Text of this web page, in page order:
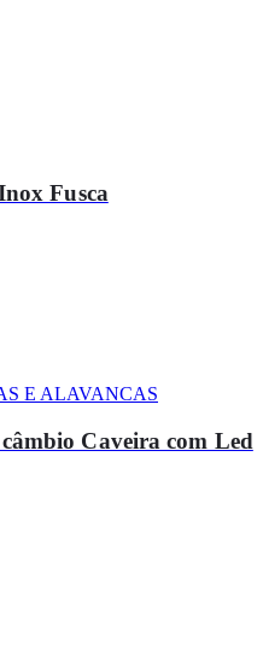
Fusca
E ALAVANCAS
Caveira com Led